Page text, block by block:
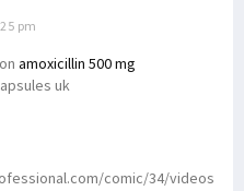
pm
amoxicillin 500 mg
uk
comic/34/videos